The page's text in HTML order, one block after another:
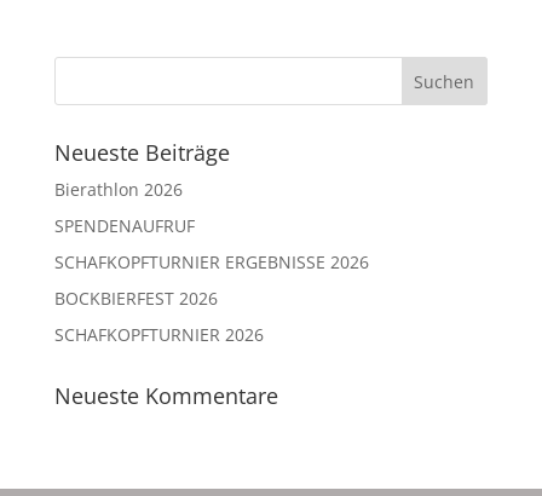
Neueste Beiträge
Bierathlon 2026
SPENDENAUFRUF
SCHAFKOPFTURNIER ERGEBNISSE 2026
BOCKBIERFEST 2026
SCHAFKOPFTURNIER 2026
Neueste Kommentare